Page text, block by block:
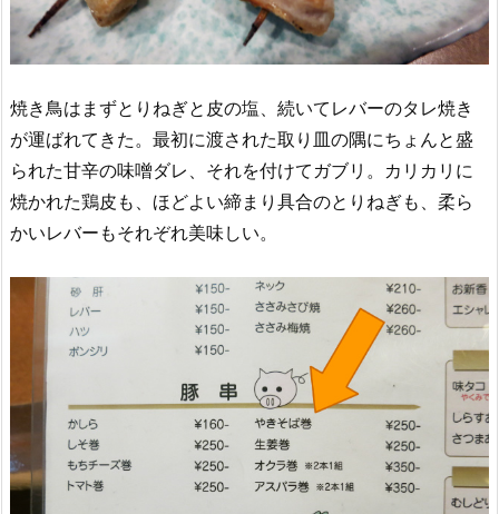
焼き鳥はまずとりねぎと皮の塩、続いてレバーのタレ焼き
が運ばれてきた。最初に渡された取り皿の隅にちょんと盛
られた甘辛の味噌ダレ、それを付けてガブリ。カリカリに
焼かれた鶏皮も、ほどよい締まり具合のとりねぎも、柔ら
かいレバーもそれぞれ美味しい。